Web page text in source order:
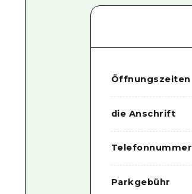
Öffnungszeiten
die Anschrift
Telefonnummer
Parkgebühr